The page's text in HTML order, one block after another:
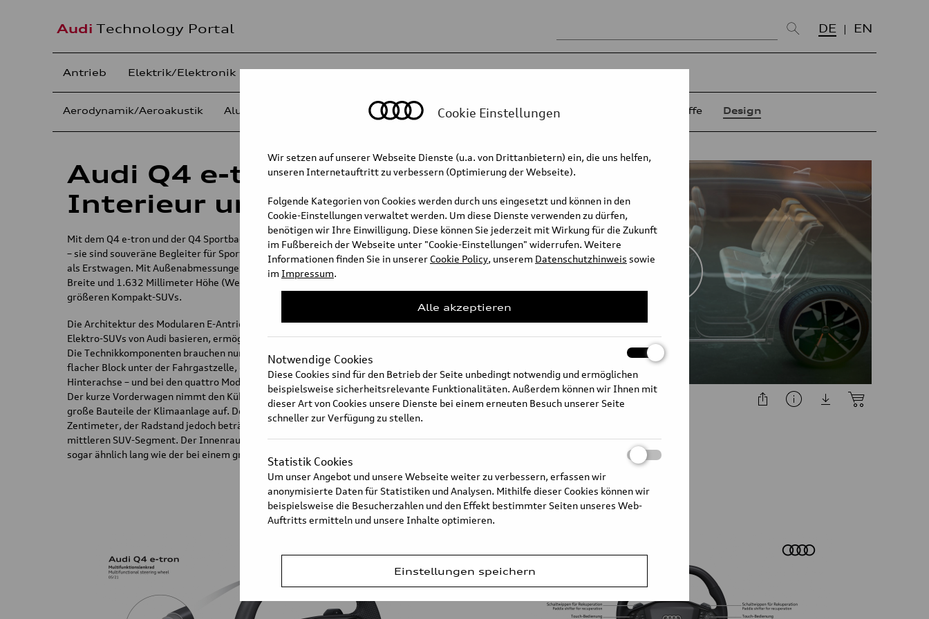
Audi Technology Portal DE EN
Antrieb Elektrik/Elektronik Fahrwerk Karosserie Mobilität der Zukunft
Aerodynamik/Aeroakustik Aluminiumkarosserien Stahlkarosserien Steifigkeit/Crashsicherheit Werkstoffe Design
Audi Q4 e-tron –
Interieur und Package
Mit dem Q4 e-tron und der Q4 Sportback e-tron präsentiert Audi zwei echte Allrounder
– sie sind souveräne Begleiter für Sport und Freizeit und eignen sich in jeder Hinsicht
als Erstwagen. Mit Außenabmessungen von 4.588 Millimeter Länge, 1.865 Millimeter
Breite und 1.632 Millimeter Höhe (Werte für Q4 e-tron) gehören sie ins Segment der
größeren Kompakt-SUVs.
Die Architektur des Modularen E-Antriebsbaukastens (MEB), auf dem die kompakten
Elektro-SUVs von Audi basieren, ermöglicht jedoch eine völlig neue Raumaufteilung.
Die Technikkomponenten brauchen nur wenig Platz: Die Hochvoltbatterie liegt als
flacher Block unter der Fahrgastzelle, die Antriebseinheit ist kompakt an der
Hinterachse – und bei den quattro Modellen auch an der Vorderachse – untergebracht.
Der kurze Vorderwagen nimmt den Kühler, den elektrischen Bremskraftverstärker und
große Bauteile der Klimaanlage auf. Der vordere Überhang misst lediglich 86
Zentimeter, der Radstand jedoch beträgt großzügige 2,76 Meter – noch mehr als im
mittleren SUV-Segment. Der Innenraum, der sich daraus ergibt, ist mit 1,83 Metern
sogar ähnlich lang wie der bei einem großen Oberklasse-SUV.
Langtext
Audi Q4 e-tron – Interieur&Package
Cookie Einstellungen
Wir setzen auf unserer Webseite Dienste (u.a. von Drittanbietern) ein, die uns helfen,
unseren Internetauftritt zu verbessern (Optimierung der Webseite).
Folgende Kategorien von Cookies werden durch uns eingesetzt und können in den
Cookie-Einstellungen verwaltet werden. Um diese Dienste verwenden zu dürfen,
benötigen wir Ihre Einwilligung. Diese können Sie jederzeit mit Wirkung für die Zukunft
im Fußbereich der Webseite unter "Cookie-Einstellungen" widerrufen. Weitere
Informationen finden Sie in unserer Cookie Policy, unserem Datenschutzhinweis sowie
im Impressum.
Alle akzeptieren
Notwendige Cookies
Diese Cookies sind für den Betrieb der Seite unbedingt notwendig und ermöglichen
beispielsweise sicherheitsrelevante Funktionalitäten. Außerdem können wir Ihnen mit
dieser Art von Cookies unsere Dienste bei einem erneuten Besuch unserer Seite
schneller zur Verfügung zu stellen.
Statistik Cookies
Um unser Angebot und unsere Webseite weiter zu verbessern, erfassen wir
anonymisierte Daten für Statistiken und Analysen. Mithilfe dieser Cookies können wir
beispielsweise die Besucherzahlen und den Effekt bestimmter Seiten unseres Web-
Auftritts ermitteln und unsere Inhalte optimieren.
Einstellungen speichern